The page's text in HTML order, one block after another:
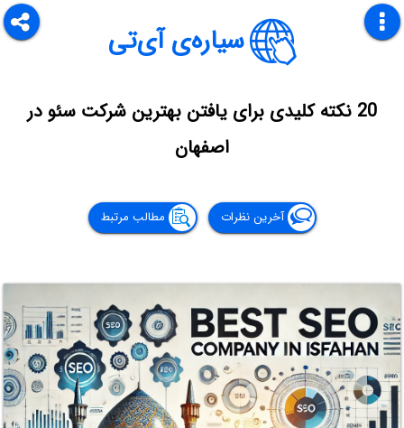
سیاره‌ی آی‌تی
20 نکته کلیدی برای یافتن بهترین شرکت سئو در
اصفهان
آخرین نظرات مطالب مرتبط